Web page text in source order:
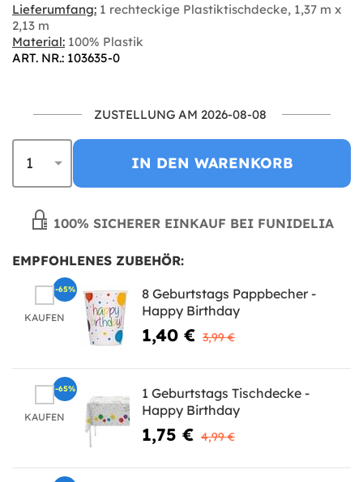
Lieferumfang: 1 rechteckige Plastiktischdecke, 1,37 m x
2,13 m
Material: 100% Plastik
ART. NR.: 103635-0
ZUSTELLUNG AM 2026-08-08
IN DEN WARENKORB
100% SICHERER EINKAUF BEI FUNIDELIA
EMPFOHLENES ZUBEHÖR:
KAUFEN
8 Geburtstags Pappbecher -
Happy Birthday
1,40 € 3,99 €
-65%
KAUFEN
1 Geburtstags Tischdecke -
Happy Birthday
1,75 € 4,99 €
-65%